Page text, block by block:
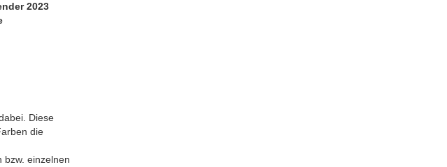
2023
Diese
die
einzelnen